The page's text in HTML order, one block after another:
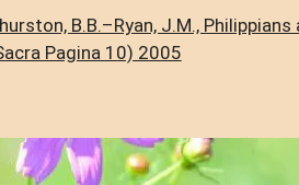
B.B.–Ryan, J.M., Philippians
Pagina 10) 2005